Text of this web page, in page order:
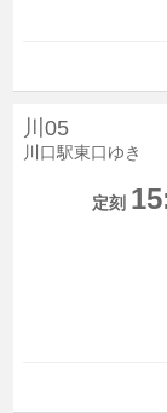
川05
川口駅東口ゆき
定刻